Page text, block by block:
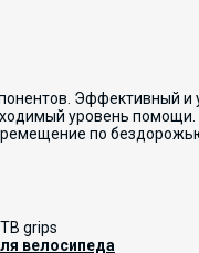
Эффективный и
уровень
по
grips
велосипеда